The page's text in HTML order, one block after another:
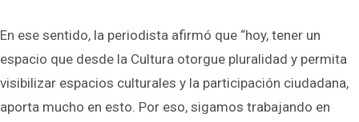
En ese sentido, la periodista afirmó que “hoy, tener un
espacio que desde la Cultura otorgue pluralidad y permita
visibilizar espacios culturales y la participación ciudadana,
aporta mucho en esto. Por eso, sigamos trabajando en